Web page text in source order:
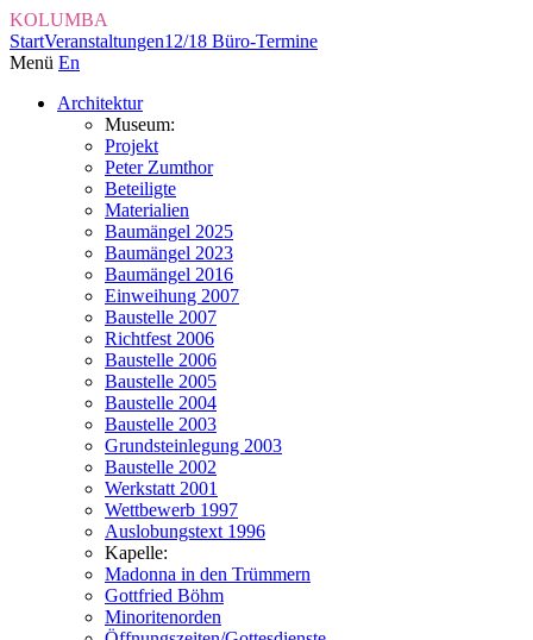
KOLUMBA
StartVeranstaltungen12/18 Büro-Termine
Menü En
Architektur
Museum:
Projekt
Peter Zumthor
Beteiligte
Materialien
Baumängel 2025
Baumängel 2023
Baumängel 2016
Einweihung 2007
Baustelle 2007
Richtfest 2006
Baustelle 2006
Baustelle 2005
Baustelle 2004
Baustelle 2003
Grundsteinlegung 2003
Baustelle 2002
Werkstatt 2001
Wettbewerb 1997
Auslobungstext 1996
Kapelle:
Madonna in den Trümmern
Gottfried Böhm
Minoritenorden